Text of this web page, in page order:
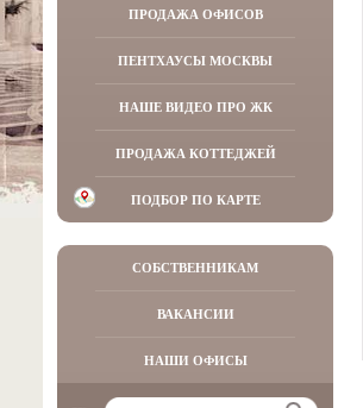
ПРОДАЖА ОФИСОВ
ПЕНТХАУСЫ МОСКВЫ
НАШЕ ВИДЕО ПРО ЖК
ПРОДАЖА КОТТЕДЖЕЙ
ПОДБОР ПО КАРТЕ
СОБСТВЕННИКАМ
ВАКАНСИИ
НАШИ ОФИСЫ